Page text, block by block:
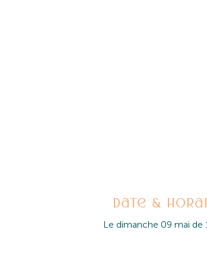
Date &
Le dimanche 09 mai de